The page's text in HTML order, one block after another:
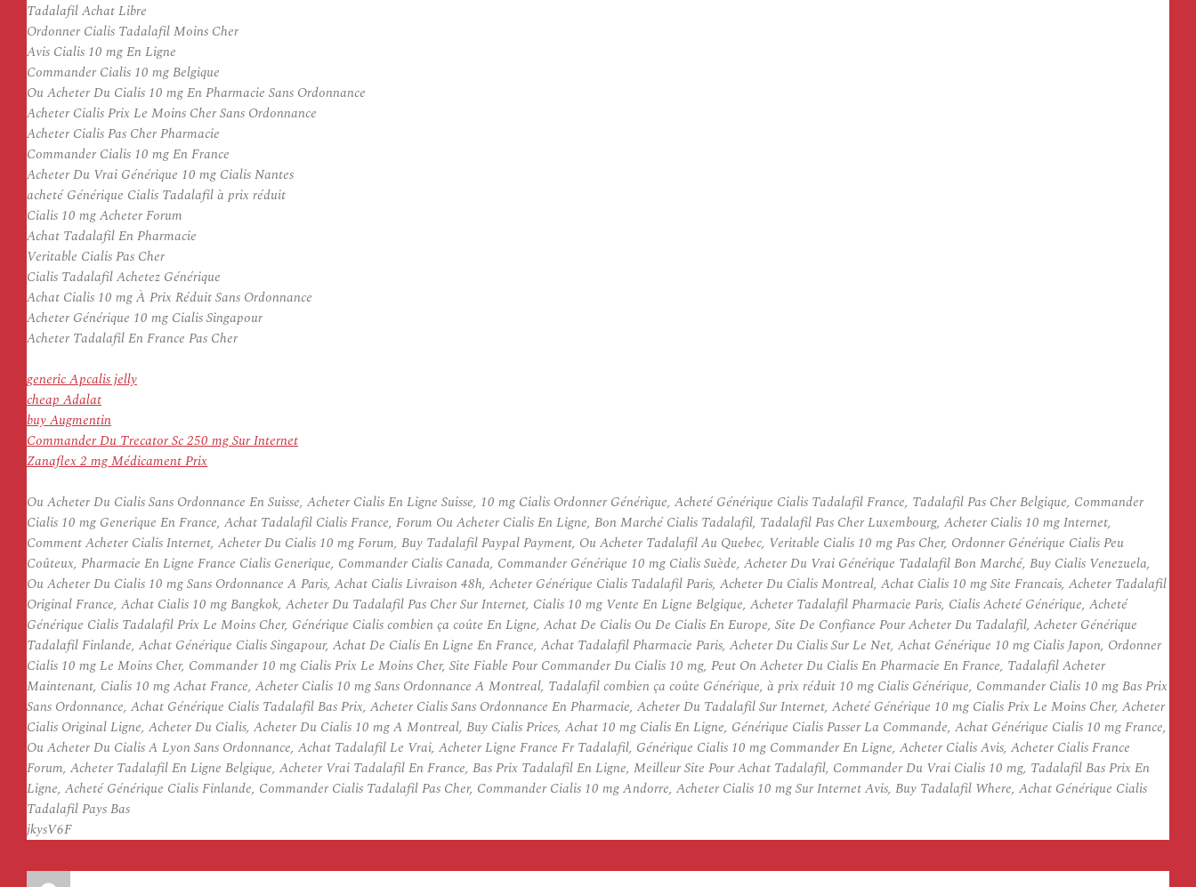
Tadalafil Achat Libre
Ordonner Cialis Tadalafil Moins Cher
Avis Cialis 10 mg En Ligne
Commander Cialis 10 mg Belgique
Ou Acheter Du Cialis 10 mg En Pharmacie Sans Ordonnance
Acheter Cialis Prix Le Moins Cher Sans Ordonnance
Acheter Cialis Pas Cher Pharmacie
Commander Cialis 10 mg En France
Acheter Du Vrai Générique 10 mg Cialis Nantes
acheté Générique Cialis Tadalafil à prix réduit
Cialis 10 mg Acheter Forum
Achat Tadalafil En Pharmacie
Veritable Cialis Pas Cher
Cialis Tadalafil Achetez Générique
Achat Cialis 10 mg À Prix Réduit Sans Ordonnance
Acheter Générique 10 mg Cialis Singapour
Acheter Tadalafil En France Pas Cher
generic Apcalis jelly
cheap Adalat
buy Augmentin
Commander Du Trecator Sc 250 mg Sur Internet
Zanaflex 2 mg Médicament Prix
Ou Acheter Du Cialis Sans Ordonnance En Suisse, Acheter Cialis En Ligne Suisse, 10 mg Cialis Ordonner Générique, Acheté Générique Cialis Tadalafil France, Tadalafil Pas Cher Belgique, Commander
Cialis 10 mg Generique En France, Achat Tadalafil Cialis France, Forum Ou Acheter Cialis En Ligne, Bon Marché Cialis Tadalafil, Tadalafil Pas Cher Luxembourg, Acheter Cialis 10 mg Internet,
Comment Acheter Cialis Internet, Acheter Du Cialis 10 mg Forum, Buy Tadalafil Paypal Payment, Ou Acheter Tadalafil Au Quebec, Veritable Cialis 10 mg Pas Cher, Ordonner Générique Cialis Peu
Coûteux, Pharmacie En Ligne France Cialis Generique, Commander Cialis Canada, Commander Générique 10 mg Cialis Suède, Acheter Du Vrai Générique Tadalafil Bon Marché, Buy Cialis Venezuela,
Ou Acheter Du Cialis 10 mg Sans Ordonnance A Paris, Achat Cialis Livraison 48h, Acheter Générique Cialis Tadalafil Paris, Acheter Du Cialis Montreal, Achat Cialis 10 mg Site Francais, Acheter Tadalafil
Original France, Achat Cialis 10 mg Bangkok, Acheter Du Tadalafil Pas Cher Sur Internet, Cialis 10 mg Vente En Ligne Belgique, Acheter Tadalafil Pharmacie Paris, Cialis Acheté Générique, Acheté
Générique Cialis Tadalafil Prix Le Moins Cher, Générique Cialis combien ça coûte En Ligne, Achat De Cialis Ou De Cialis En Europe, Site De Confiance Pour Acheter Du Tadalafil, Acheter Générique
Tadalafil Finlande, Achat Générique Cialis Singapour, Achat De Cialis En Ligne En France, Achat Tadalafil Pharmacie Paris, Acheter Du Cialis Sur Le Net, Achat Générique 10 mg Cialis Japon, Ordonner
Cialis 10 mg Le Moins Cher, Commander 10 mg Cialis Prix Le Moins Cher, Site Fiable Pour Commander Du Cialis 10 mg, Peut On Acheter Du Cialis En Pharmacie En France, Tadalafil Acheter
Maintenant, Cialis 10 mg Achat France, Acheter Cialis 10 mg Sans Ordonnance A Montreal, Tadalafil combien ça coûte Générique, à prix réduit 10 mg Cialis Générique, Commander Cialis 10 mg Bas Prix
Sans Ordonnance, Achat Générique Cialis Tadalafil Bas Prix, Acheter Cialis Sans Ordonnance En Pharmacie, Acheter Du Tadalafil Sur Internet, Acheté Générique 10 mg Cialis Prix Le Moins Cher, Acheter
Cialis Original Ligne, Acheter Du Cialis, Acheter Du Cialis 10 mg A Montreal, Buy Cialis Prices, Achat 10 mg Cialis En Ligne, Générique Cialis Passer La Commande, Achat Générique Cialis 10 mg France,
Ou Acheter Du Cialis A Lyon Sans Ordonnance, Achat Tadalafil Le Vrai, Acheter Ligne France Fr Tadalafil, Générique Cialis 10 mg Commander En Ligne, Acheter Cialis Avis, Acheter Cialis France
Forum, Acheter Tadalafil En Ligne Belgique, Acheter Vrai Tadalafil En France, Bas Prix Tadalafil En Ligne, Meilleur Site Pour Achat Tadalafil, Commander Du Vrai Cialis 10 mg, Tadalafil Bas Prix En
Ligne, Acheté Générique Cialis Finlande, Commander Cialis Tadalafil Pas Cher, Commander Cialis 10 mg Andorre, Acheter Cialis 10 mg Sur Internet Avis, Buy Tadalafil Where, Achat Générique Cialis
Tadalafil Pays Bas
jkysV6F